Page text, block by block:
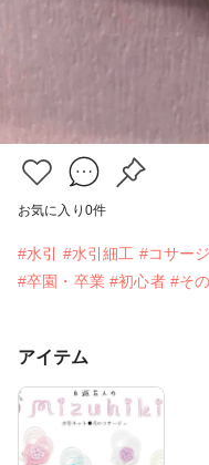
お気に入り 0件
#水引 #水引細工 #コサー
#卒園・卒業 #初心者 #そ
アイテム